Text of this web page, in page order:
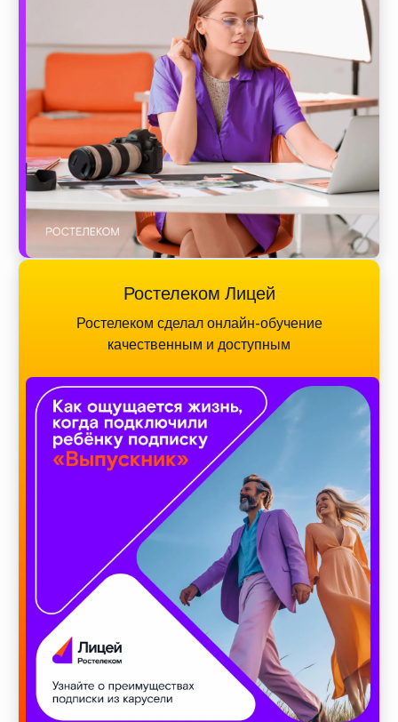
Ростелеком Лицей
Ростелеком сделал онлайн-обучение
качественным и доступным